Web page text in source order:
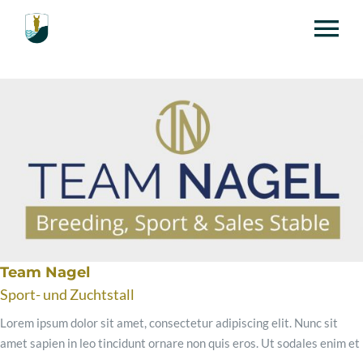
Inhalt
News
Legends Team Challenge
Helferanmeldung
Team Nagel
Sport- und Zuchtstall
Lorem ipsum dolor sit amet, consectetur adipiscing elit. Nunc sit
amet sapien in leo tincidunt ornare non quis eros. Ut sodales enim et